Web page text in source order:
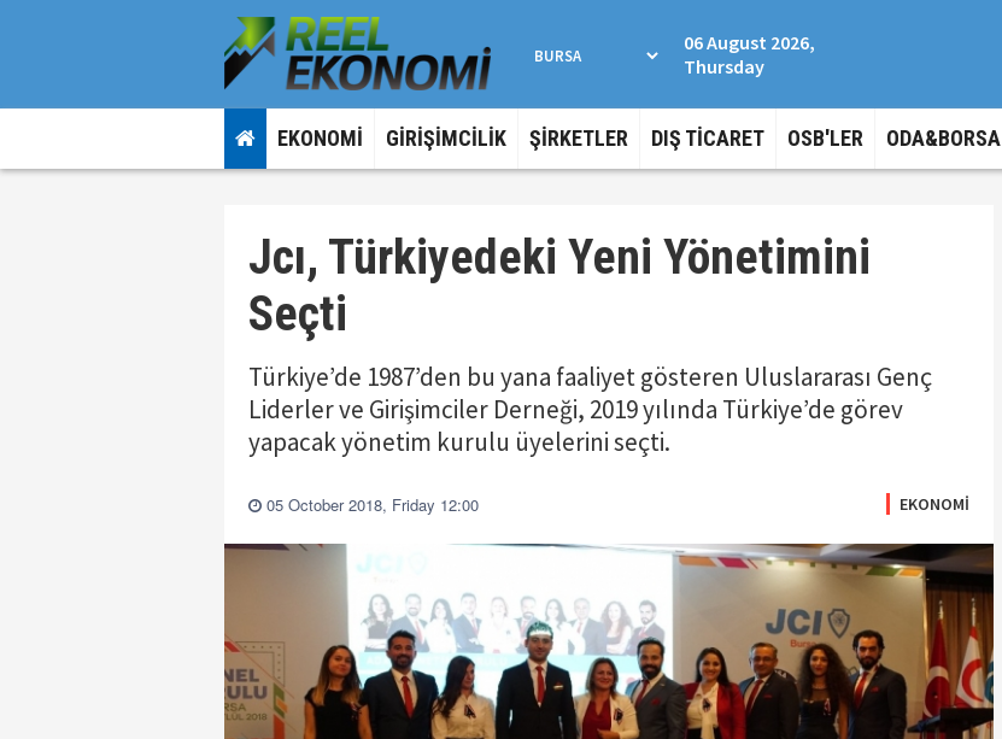
06 August 2026,
Thursday
EKONOMİ GİRİŞİMCİLİK ŞİRKETLER DIŞ TİCARET OSB'LER ODA&BORSA
Jcı, Türkiyedeki Yeni Yönetimini
Seçti
Türkiye’de 1987’den bu yana faaliyet gösteren Uluslararası Genç
Liderler ve Girişimciler Derneği, 2019 yılında Türkiye’de görev
yapacak yönetim kurulu üyelerini seçti.
05 October 2018, Friday 12:00 EKONOMİ